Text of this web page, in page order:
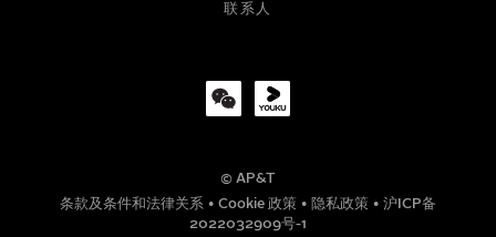
© AP&T
条款及条件和法律关系 • Cookie 政策 • 隐私政策 • 沪ICP备
2022032909号-1
联系人